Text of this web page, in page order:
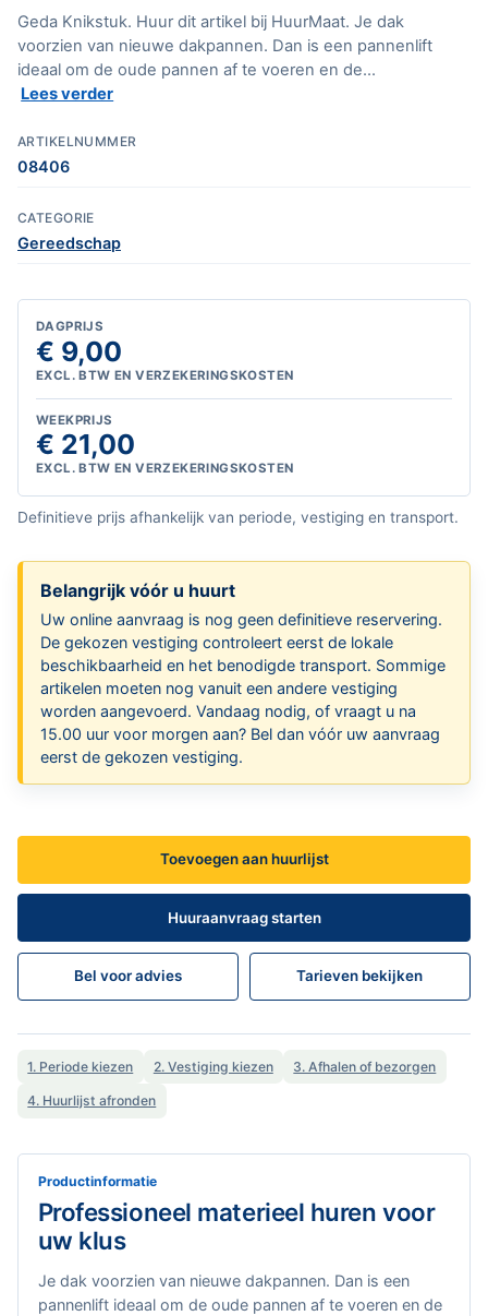
Geda Knikstuk. Huur dit artikel bij HuurMaat. Je dak
voorzien van nieuwe dakpannen. Dan is een pannenlift
ideaal om de oude pannen af te voeren en de...
Lees verder
ARTIKELNUMMER
08406
CATEGORIE
Gereedschap
DAGPRIJS
€ 9,00
EXCL. BTW EN VERZEKERINGSKOSTEN
WEEKPRIJS
€ 21,00
EXCL. BTW EN VERZEKERINGSKOSTEN
Definitieve prijs afhankelijk van periode, vestiging en transport.
Belangrijk vóór u huurt
Uw online aanvraag is nog geen definitieve reservering.
De gekozen vestiging controleert eerst de lokale
beschikbaarheid en het benodigde transport. Sommige
artikelen moeten nog vanuit een andere vestiging
worden aangevoerd. Vandaag nodig, of vraagt u na
15.00 uur voor morgen aan? Bel dan vóór uw aanvraag
eerst de gekozen vestiging.
Toevoegen aan huurlijst
Huuraanvraag starten
Bel voor advies Tarieven bekijken
1. Periode kiezen 2. Vestiging kiezen 3. Afhalen of bezorgen
4. Huurlijst afronden
Productinformatie
Professioneel materieel huren voor
uw klus
Je dak voorzien van nieuwe dakpannen. Dan is een
pannenlift ideaal om de oude pannen af te voeren en de